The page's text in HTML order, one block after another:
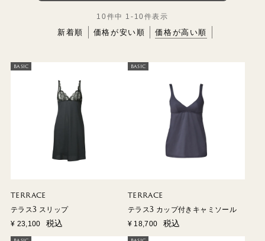
10件中 1 - 10件表示
新着順 価格が安い順 価格が高い順
BASIC
TERRACE
テラス3 スリップ
¥ 23,100 税込
BASIC
TERRACE
テラス3 カップ付きキャミソール
¥ 18,700 税込